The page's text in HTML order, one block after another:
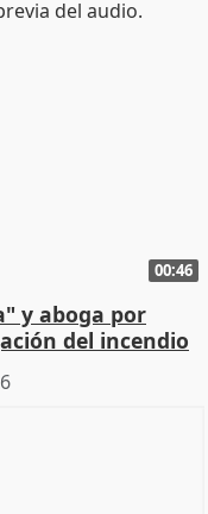
00:46
y aboga por
del incendio